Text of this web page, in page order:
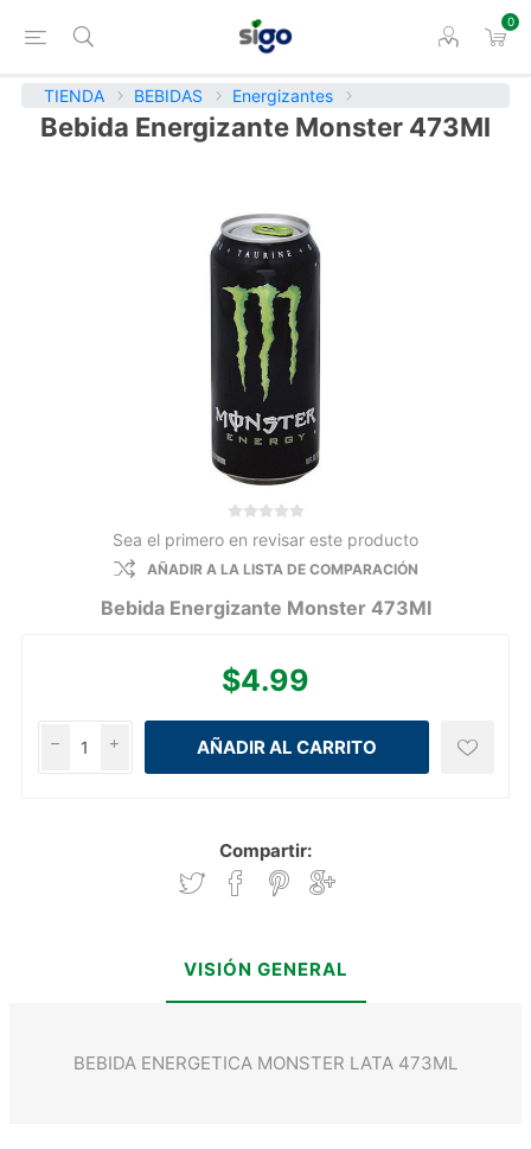
0
TIENDA BEBIDAS Energizantes
Bebida Energizante Monster 473Ml
Sea el primero en revisar este producto
AÑADIR A LA LISTA DE COMPARACIÓN
Bebida Energizante Monster 473Ml
$4.99
i
h
Compartir:
VISIÓN GENERAL
BEBIDA ENERGETICA MONSTER LATA 473ML